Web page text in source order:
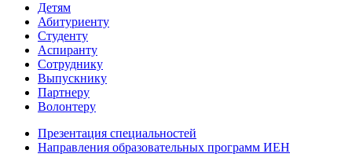
Детям
Абитуриенту
Студенту
Аспиранту
Сотруднику
Выпускнику
Партнеру
Волонтеру
Презентация специальностей
Направления образовательных программ ИЕН